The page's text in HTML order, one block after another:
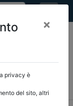
NORMATIVA
×
privacy è
del sito, altri